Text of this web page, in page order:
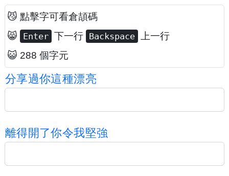
😼 點擊字可看倉頡碼
😸 Enter 下一行 Backspace
上一行
😺 288 個字元
分享過你這種漂亮
離得開 了你令我堅強